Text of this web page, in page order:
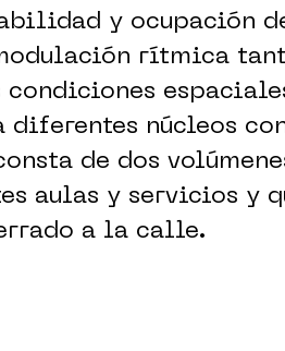
y ocupación
rítmica
condiciones
diferentes núcleos
de dos
aulas y servicios y
a la calle.